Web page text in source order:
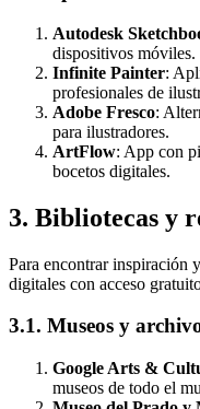
Autodesk
dispositivos móviles.
Infinite Painter:
profesionales de
Adobe Fresco:
para ilustradores.
ArtFlow: App con
bocetos digitales.
3. Bibliotecas y
Para encontrar inspiración
digitales con acceso
3.1. Museos y
Google Arts &
museos de todo el